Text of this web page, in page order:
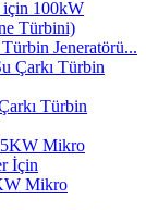
Jeneratörü...
Türbin
Mikro